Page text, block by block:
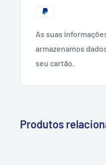
As suas
armazenamos
seu cartão.
Produtos